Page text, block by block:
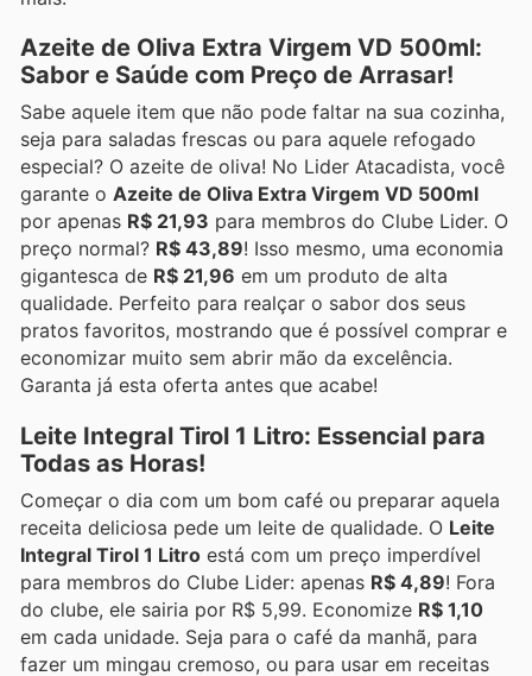
Azeite de Oliva Extra Virgem VD 500ml:
Sabor e Saúde com Preço de Arrasar!
Sabe aquele item que não pode faltar na sua cozinha,
seja para saladas frescas ou para aquele refogado
especial? O azeite de oliva! No Lider Atacadista, você
garante o Azeite de Oliva Extra Virgem VD 500ml
por apenas R$ 21,93 para membros do Clube Lider. O
preço normal? R$ 43,89! Isso mesmo, uma economia
gigantesca de R$ 21,96 em um produto de alta
qualidade. Perfeito para realçar o sabor dos seus
pratos favoritos, mostrando que é possível comprar e
economizar muito sem abrir mão da excelência.
Garanta já esta oferta antes que acabe!
Leite Integral Tirol 1 Litro: Essencial para
Todas as Horas!
Começar o dia com um bom café ou preparar aquela
receita deliciosa pede um leite de qualidade. O Leite
Integral Tirol 1 Litro está com um preço imperdível
para membros do Clube Lider: apenas R$ 4,89! Fora
do clube, ele sairia por R$ 5,99. Economize R$ 1,10
em cada unidade. Seja para o café da manhã, para
fazer um mingau cremoso, ou para usar em receitas